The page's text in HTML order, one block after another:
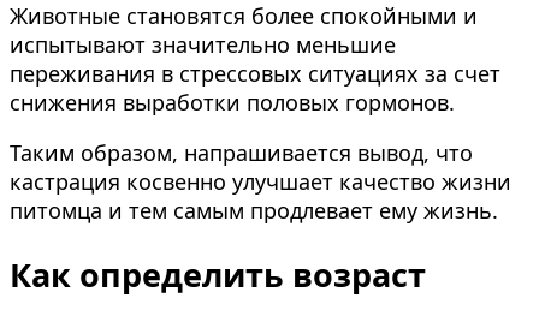
Животные становятся более спокойными и
испытывают значительно меньшие
переживания в стрессовых ситуациях за счет
снижения выработки половых гормонов.
Таким образом, напрашивается вывод, что
кастрация косвенно улучшает качество жизни
питомца и тем самым продлевает ему жизнь.
Как определить возраст